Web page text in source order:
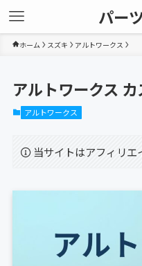
パー
ホーム スズキ アルトワークス
アルトワークス
アルトワークス
当サイトはアフィリエ